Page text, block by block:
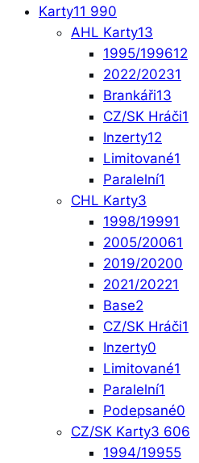
Karty11 990
AHL Karty13
1995/199612
2022/20231
Brankáři13
CZ/SK Hráči1
Inzerty12
Limitované1
Paralelní1
CHL Karty3
1998/19991
2005/20061
2019/20200
2021/20221
Base2
CZ/SK Hráči1
Inzerty0
Limitované1
Paralelní1
Podepsané0
CZ/SK Karty3 606
1994/19955